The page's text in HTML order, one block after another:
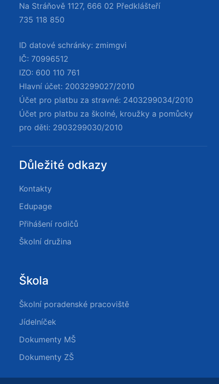
Na Stráňově 1127, 666 02 Předklášteří
735 118 850
ID datové schránky: zmimgvi
IČ: 70996512
IZO: 600 110 761
Hlavní účet: 2003299027/2010
Účet pro platbu za stravné: 2403299034/2010
Účet pro platbu za školné, kroužky a pomůcky
pro děti: 2903299030/2010
Důležité odkazy
Kontakty
Edupage
Přihášení rodičů
Školní družina
Škola
Školní poradenské pracoviště
Jídelníček
Dokumenty MŠ
Dokumenty ZŠ